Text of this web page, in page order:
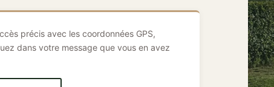
précis avec les coordonnées GPS,
dans votre message que vous en avez